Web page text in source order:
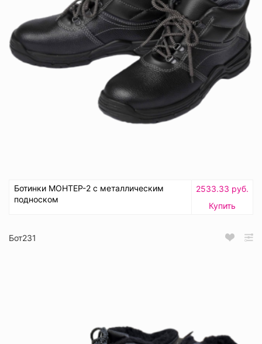
Ботинки МОНТЕР-2 с металлическим
подноском
2533.33 руб.
Купить
Бот231